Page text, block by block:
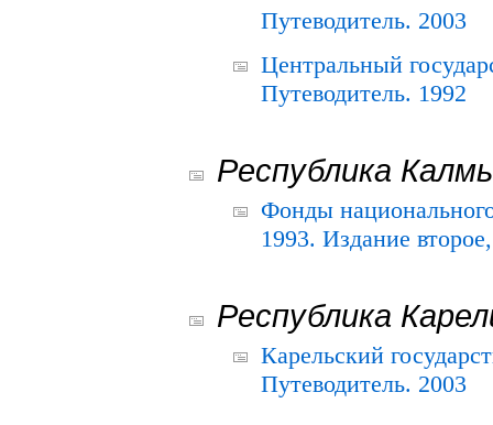
Путеводитель. 2003
Центральный
Путеводитель. 1992
Республика
Фонды
1993. Издание
Республика
Карельский
Путеводитель. 2003